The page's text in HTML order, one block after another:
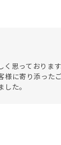
思っておりま
様に寄り添った
た。